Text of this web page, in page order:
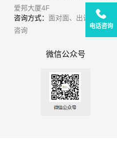
爱邦大厦4F
咨询方式： 面对面、出诊、远程
咨询
微信公众号
电话咨询